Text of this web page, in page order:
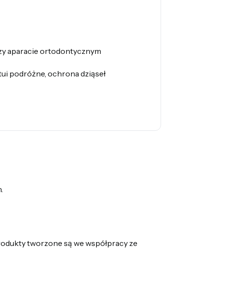
aparacie ortodontycznym
podróżne, ochrona dziąseł
tworzone są we współpracy ze